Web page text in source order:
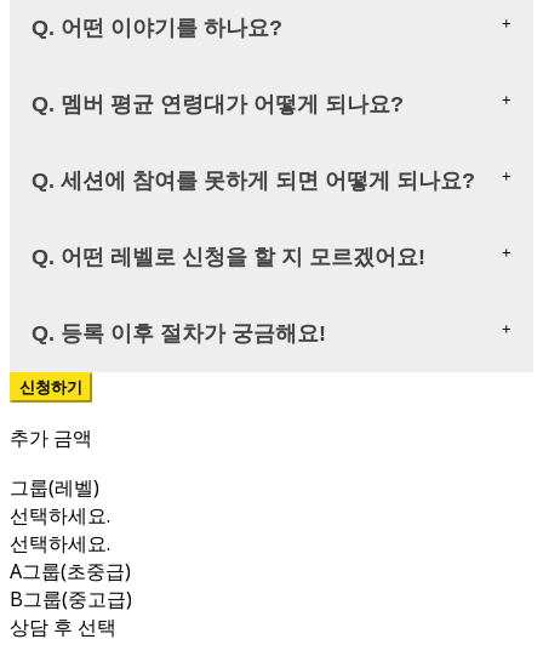
Q. 어떤 이야기를 하나요?
Q. 멤버 평균 연령대가 어떻게 되나요?
Q. 세션에 참여를 못하게 되면 어떻게 되나요?
Q. 어떤 레벨로 신청을 할 지 모르겠어요!
Q. 등록 이후 절차가 궁금해요!
추가 금액
그룹(레벨)
선택하세요.
선택하세요.
A그룹(초중급)
B그룹(중고급)
상담 후 선택